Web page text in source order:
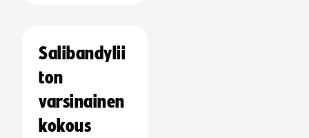
Salibandylii
ton
varsinainen
kokous